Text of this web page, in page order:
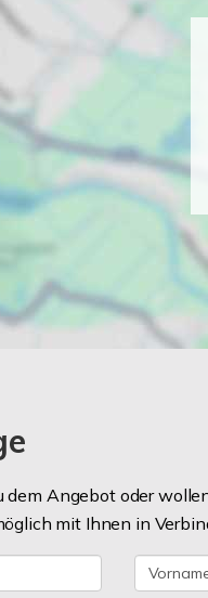
dem Angebot oder
mit Ihnen in